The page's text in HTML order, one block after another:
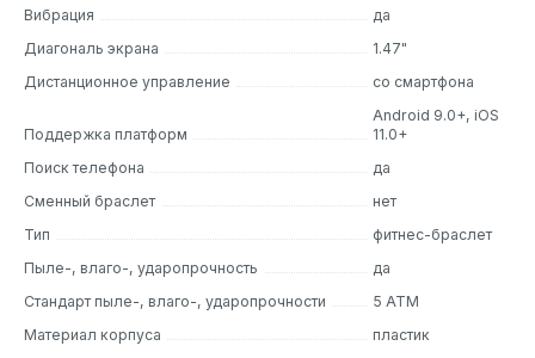
физической активности и мониторинга здоровья.
множеством полезных функций для активных
пользователей.
Дизайн
подчеркивает вашу индивидуальность. Его корпус из
матового пластика обеспечивает комфортное ношение
позволяет надежно закрепить браслет на запястье,
чтобы вы могли следить за своим здоровьем без
отвлечений. Корпус устройства изготовлен из прочного
Вибрация
да
Диагональ экрана
1.47"
Дистанционное управление
со смартфона
Поддержка платформ
Android 9.0+, iOS
11.0+
Поиск телефона
да
Сменный браслет
нет
Тип
фитнес-браслет
Пыле-, влаго-, ударопрочность
да
Стандарт пыле-, влаго-, ударопрочности
5 ATM
Материал корпуса
пластик